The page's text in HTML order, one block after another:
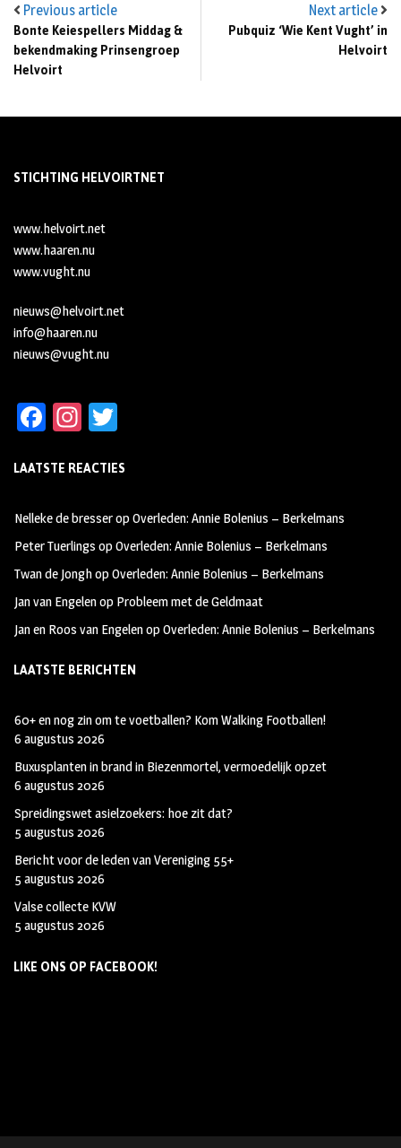
Previous article
Bonte Keiespellers Middag &
bekendmaking Prinsengroep
Helvoirt
Next article
Pubquiz ‘Wie Kent Vught’ in
Helvoirt
STICHTING HELVOIRTNET
www.helvoirt.net
www.haaren.nu
www.vught.nu
nieuws@helvoirt.net
info@haaren.nu
nieuws@vught.nu
Fa
b
oo
k
In
ag
m
tt
LAATSTE REACTIES
Nelleke de bresseropOverleden: Annie Bolenius – Berkelmans
Peter Tuerlings opOverleden: Annie Bolenius – Berkelmans
Twan de JonghopOverleden: Annie Bolenius – Berkelmans
Jan van Engelenop Probleem met de Geldmaat
Jan en Roos van EngelenopOverleden: Annie Bolenius – Berkelmans
LAATSTE BERICHTEN
60+ en nog zin om te voetballen? Kom Walking Footballen!
6 augustus 2026
Buxusplanten in brand in Biezenmortel, vermoedelijk opzet
6 augustus 2026
Spreidingswet asielzoekers: hoe zit dat?
5 augustus 2026
Bericht voor de leden van Vereniging 55+
5 augustus 2026
Valse collecte KVW
5 augustus 2026
LIKE ONS OP FACEBOOK!